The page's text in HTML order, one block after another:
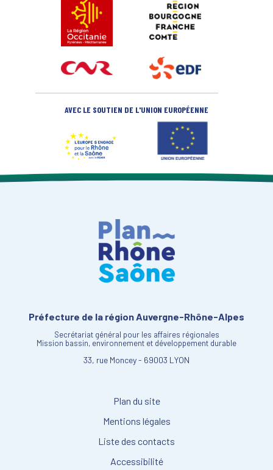
AVEC LE SOUTIEN DE L'UNION EUROPÉENNE
Préfecture de la région Auvergne-Rhône-Alpes
Secrétariat général pour les affaires régionales
Mission bassin, environnement et développement durable
33, rue Moncey - 69003 LYON
Plan du site
Mentions légales
Liste des contacts
Accessibilité